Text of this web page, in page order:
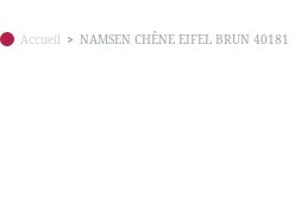
Accueil NAMSEN CHÊNE EIFEL BRUN 40181